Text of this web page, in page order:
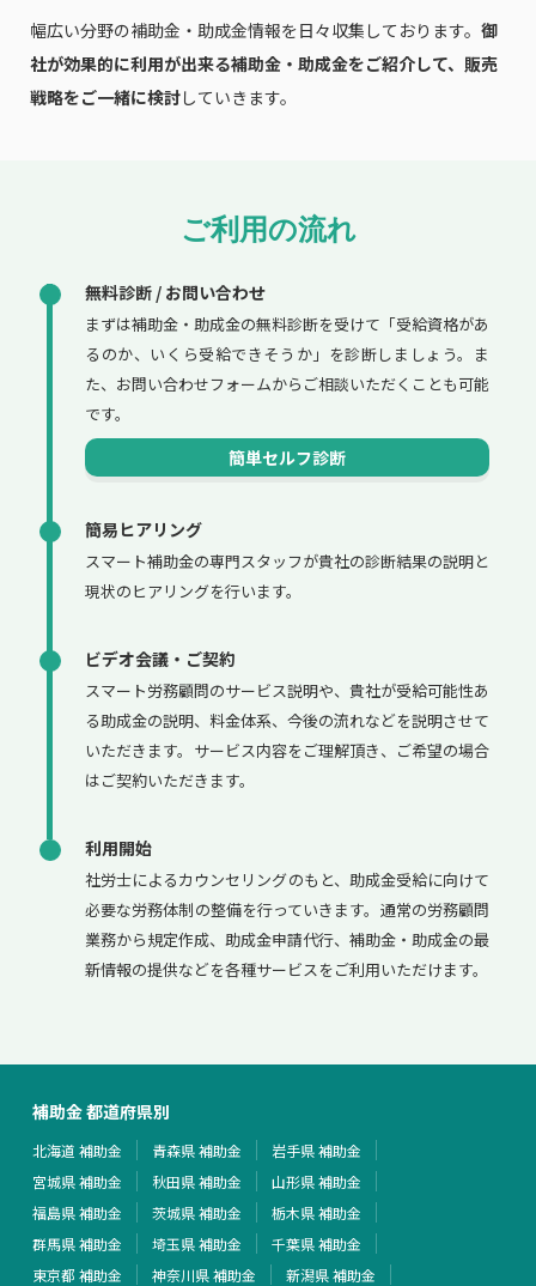
幅広い分野の補助金・助成金情報を日々収集しております。 御
社が効果的に利用が出来る補助金・助成金をご紹介して、販売
戦略をご一緒に検討していきます。
ご利用の流れ
無料診断 / お問い合わせ
まずは補助金・助成金の無料診断を受けて「受給資格があ
るのか、いくら受給できそうか」を診断しましょう。ま
た、お問い合わせフォームからご相談いただくことも可能
です。
簡単セルフ診断
簡易ヒアリング
スマート補助金の専門スタッフが貴社の診断結果の説明と
現状のヒアリングを行います。
ビデオ会議・ご契約
スマート労務顧問のサービス説明や、貴社が受給可能性あ
る助成金の説明、料金体系、今後の流れなどを説明させて
いただきます。サービス内容をご理解頂き、ご希望の場合
はご契約いただきます。
利用開始
社労士によるカウンセリングのもと、助成金受給に向けて
必要な労務体制の整備を行っていきます。通常の労務顧問
業務から規定作成、助成金申請代行、補助金・助成金の最
新情報の提供などを各種サービスをご利用いただけます。
補助金 都道府県別
北海道 補助金 青森県 補助金
岩手県 補助金
宮城県 補助金
秋田県 補助金
山形県 補助金
福島県 補助金
茨城県 補助金
栃木県 補助金
群馬県 補助金
埼玉県 補助金
千葉県 補助金
東京都 補助金
神奈川県 補助金
新潟県 補助金